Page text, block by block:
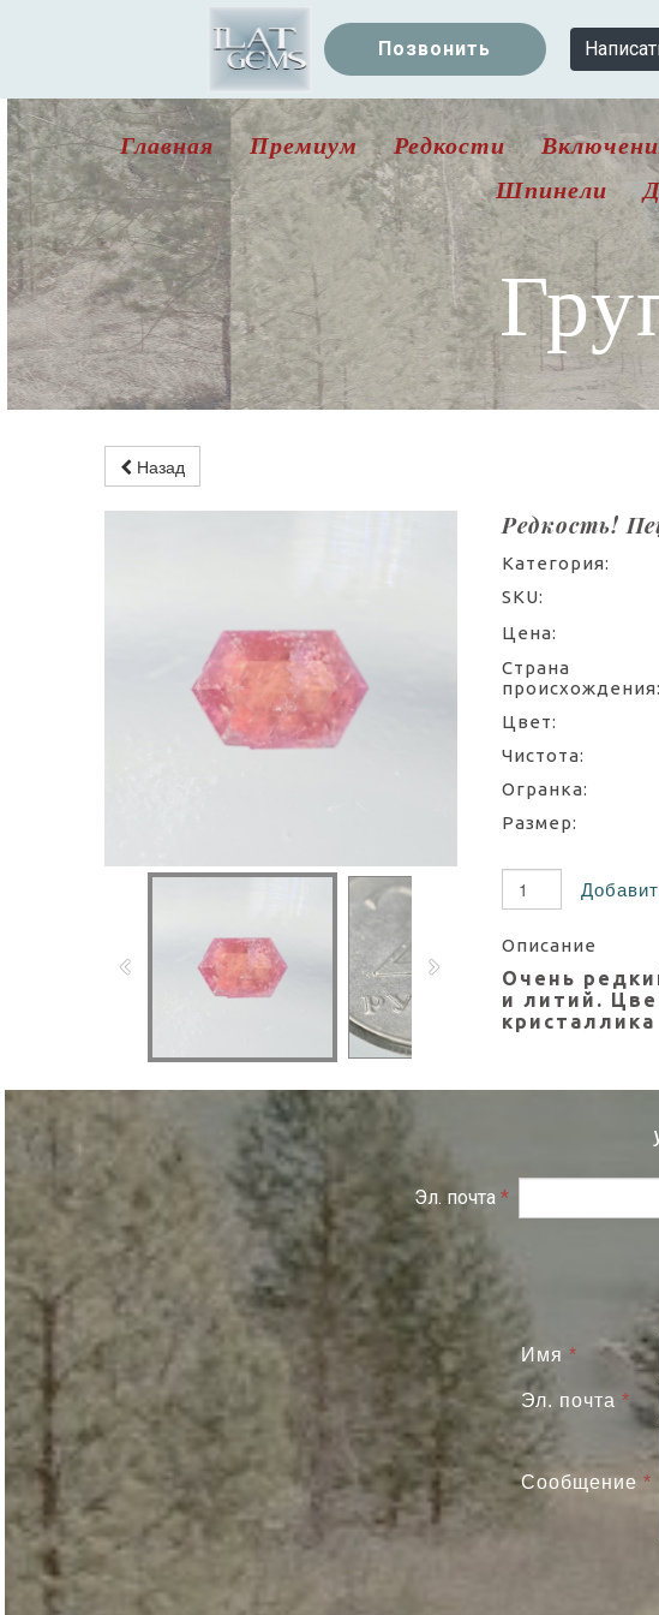
Позвонить
Главная Премиум Редкости
Шпинели
Назад
Редкость!
Категория:
SKU:
Цена:
Страна
происхождения:
Цвет:
Чистота:
Огранка:
Размер:
Описание
Очень
и литий.
Эл. почта*
Имя *
Эл. почта *
Сообщение *